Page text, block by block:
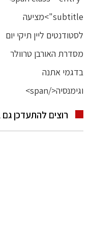
רוצים להתעדכן גם